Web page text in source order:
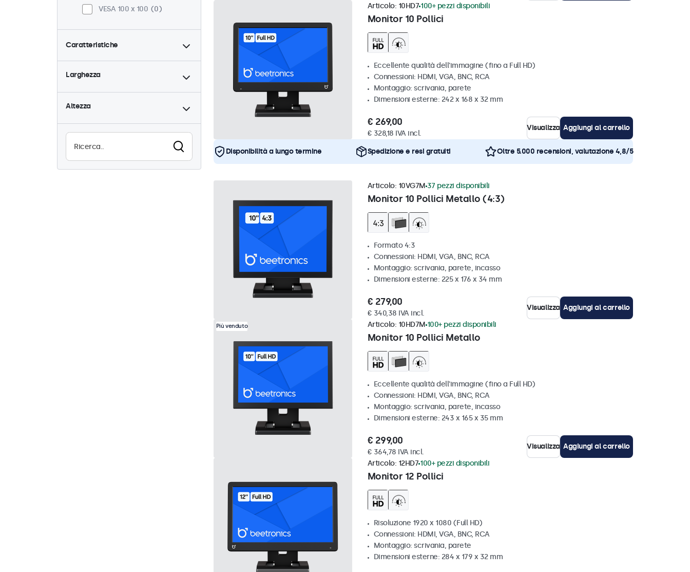
VESA 100 x 100
0
Caratteristiche
4:3 / 5:4
4
9-36 Volt
Dimmerabile
15
Lettore multimediale USB
Alta luminosità
0
Leggibile alla luce del sole
0
Larghezza
Altezza
Monitor 10 Pollici
Articolo: 10HD7 100+ pezzi disponibili
Eccellente qualità dell'immagine (fino a Full HD)
Connessioni: HDMI, VGA, BNC, RCA
Montaggio: scrivania, parete
Dimensioni esterne: 242 x 168 x 32 mm
€ 269,00
€ 328,18 IVA incl.
Visualizza Aggiungi al carrello
Disponibilità a lungo termine Spedizione e resi gratuiti Oltre 5.000 recensioni, valutazione 4,8/5
Monitor 10 Pollici Metallo (4:3)
Articolo: 10VG7M 37 pezzi disponibili
Formato 4:3
Connessioni: HDMI, VGA, BNC, RCA
Montaggio: scrivania, parete, incasso
Dimensioni esterne: 225 x 176 x 34 mm
€ 279,00
€ 340,38 IVA incl.
Visualizza Aggiungi al carrello
Più venduto
Monitor 10 Pollici Metallo
Articolo: 10HD7M 100+ pezzi disponibili
Eccellente qualità dell'immagine (fino a Full HD)
Connessioni: HDMI, VGA, BNC, RCA
Montaggio: scrivania, parete, incasso
Dimensioni esterne: 243 x 165 x 35 mm
€ 299,00
€ 364,78 IVA incl.
Visualizza Aggiungi al carrello
Monitor 12 Pollici
Articolo: 12HD7 100+ pezzi disponibili
Risoluzione 1920 x 1080 (Full HD)
Connessioni: HDMI, VGA, BNC, RCA
Montaggio: scrivania, parete
Dimensioni esterne: 284 x 179 x 32 mm